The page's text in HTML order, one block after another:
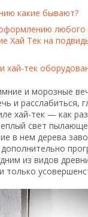
какие бывают?
любого
Хай Тек на
хай-тек
и морозные
и расслабиться,
хай-тек — как
свет
в нем дерева
из видов
только